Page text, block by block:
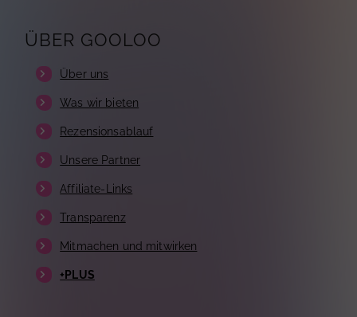
ÜBER GOOLOO
Über uns
Was wir bieten
Rezensionsablauf
Unsere Partner
Affiliate-Links
Transparenz
Mitmachen und mitwirken
+PLUS